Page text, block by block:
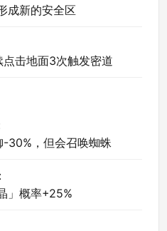
成新的安全区
击地面3次触发密道
-30%，但会召唤蜘蛛
」概率+25%